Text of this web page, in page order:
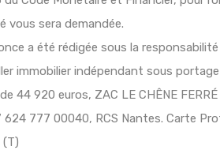
vous sera demandée.
a été rédigée sous la
immobilier indépendant sous portage
44 920 euros, ZAC LE CHÊNE
624 777 00040, RCS Nantes. Carte
(T)